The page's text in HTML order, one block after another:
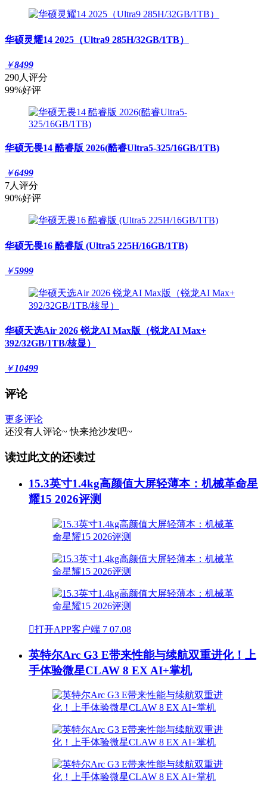
华硕灵耀14 2025（Ultra9 285H/32GB/1TB）
￥8499
290人评分
99%好评
华硕无畏14 酷睿版 2026(酷睿Ultra5-325/16GB/1TB)
￥6499
7人评分
90%好评
华硕无畏16 酷睿版 (Ultra5 225H/16GB/1TB)
￥5999
华硕天选Air 2026 锐龙AI Max版（锐龙AI Max+
392/32GB/1TB/核显）
￥10499
评论
更多评论
还没有人评论~ 快来抢沙发吧~
读过此文的还读过
15.3英寸1.4kg高颜值大屏轻薄本：机械革命星
耀15 2026评测
打开APP客户端 7 07.08
英特尔Arc G3 E带来性能与续航双重进化！上
手体验微星CLAW 8 EX AI+掌机